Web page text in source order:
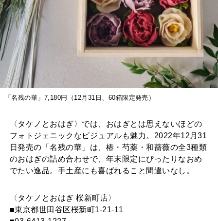
「名残の華」7,180円（12月31日、60箱限定発売）
〈タケノとおはぎ〉では、おはぎとは思えないほどの
フォトジェニックなビジュアルも魅力。2022年12月31
日発売の「名残の華」は、椿・芍薬・和薔薇の全3種類
のおはぎの詰め合わせで、年末限定にぴったりなおめ
でたい逸品。手土産にも喜ばれること間違いなし。
〈タケノとおはぎ 桜新町店〉
■東京都世田谷区桜新町1-21-11